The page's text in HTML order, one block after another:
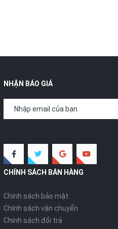
NHẬN BÁO GIÁ
CHÍNH SÁCH BÁN HÀNG
Chính sách bảo mật
Chính sách vận chuyển
Chính sách đổi trả